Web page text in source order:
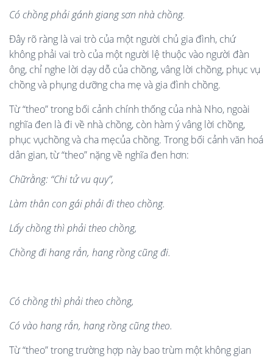
Có chồng phải gánh giang sơn nhà chồng.
Đây rõ ràng là vai trò của một người chủ gia đình, chứ
không phải vai trò của một người lệ thuộc vào người đàn
ông, chỉ nghe lời dạy dỗ của chồng, vâng lời chồng, phục vụ
chồng và phụng dưỡng cha mẹ và gia đình chồng.
Từ “theo” trong bối cảnh chính thống của nhà Nho, ngoài
nghĩa đen là đi về nhà chồng, còn hàm ý vâng lời chồng,
phục vụchồng và cha mẹcủa chồng. Trong bối cảnh văn hoá
dân gian, từ “theo” nặng về nghĩa đen hơn:
Chữrằng: “Chi tửvu quy”,
Làm thân con gái phải đi theo chồng.
Lấy chồng thìphải theo chồng,
Chồng đi hang rắn, hang rồng cũng đi.
Có chồng thìphải theo chồng,
Có vào hang rắn, hang rồng cũng theo.
Từ “theo” trong trường hợp này bao trùm một không gian